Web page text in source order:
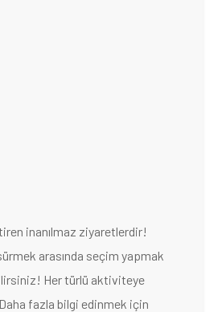
inanılmaz ziyaretlerdir!
arasında seçim yapmak
Her türlü aktiviteye
fazla bilgi edinmek için